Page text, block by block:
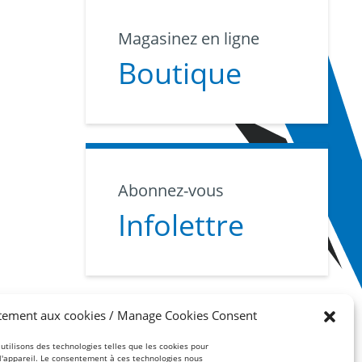
aux cookies / Manage Cookies Consent
des technologies telles que les cookies pour
Le consentement à ces technologies nous
Magasinez en ligne
Boutique
Abonnez-vous
Infolettre